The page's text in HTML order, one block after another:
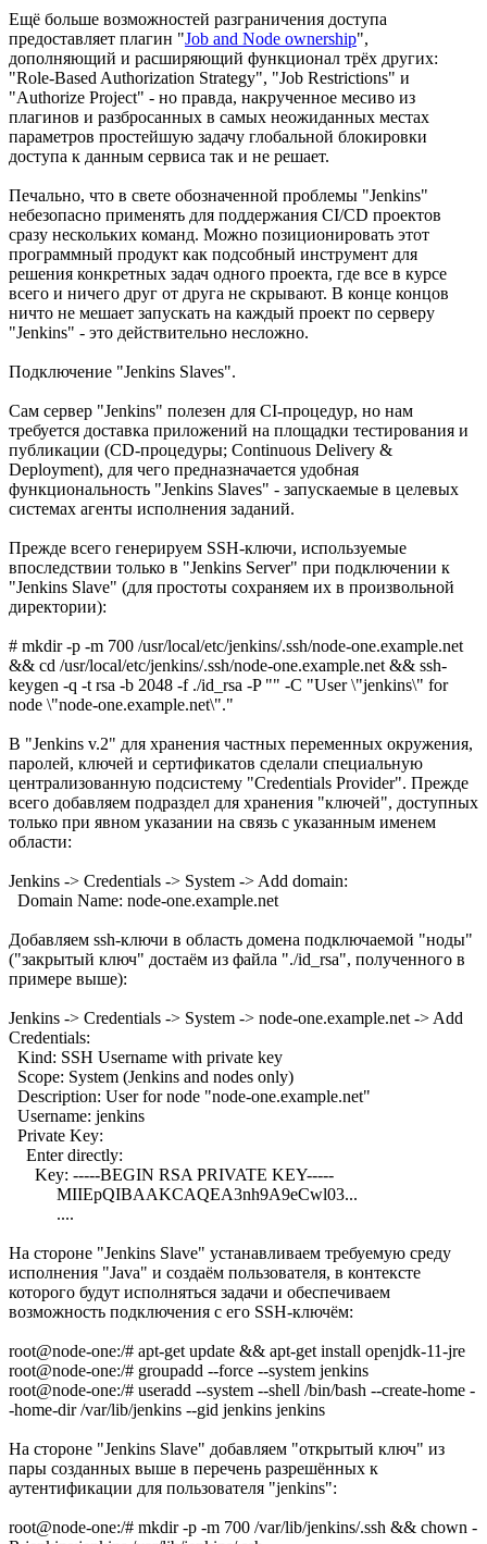
Ещё больше возможностей разграничения доступа
предоставляет плагин "Job and Node ownership",
дополняющий и расширяющий функционал трёх других:
"Role-Based Authorization Strategy", "Job Restrictions" и
"Authorize Project" - но правда, накрученное месиво из
плагинов и разбросанных в самых неожиданных местах
параметров простейшую задачу глобальной блокировки
доступа к данным сервиса так и не решает.
Печально, что в свете обозначенной проблемы "Jenkins"
небезопасно применять для поддержания CI/CD проектов
сразу нескольких команд. Можно позиционировать этот
программный продукт как подсобный инструмент для
решения конкретных задач одного проекта, где все в курсе
всего и ничего друг от друга не скрывают. В конце концов
ничто не мешает запускать на каждый проект по серверу
"Jenkins" - это действительно несложно.
Подключение "Jenkins Slaves".
Сам сервер "Jenkins" полезен для CI-процедур, но нам
требуется доставка приложений на площадки тестирования и
публикации (CD-процедуры; Continuous Delivery &
Deployment), для чего предназначается удобная
функциональность "Jenkins Slaves" - запускаемые в целевых
системах агенты исполнения заданий.
Прежде всего генерируем SSH-ключи, используемые
впоследствии только в "Jenkins Server" при подключении к
"Jenkins Slave" (для простоты сохраняем их в произвольной
директории):
# mkdir -p -m 700 /usr/local/etc/jenkins/.ssh/node-one.example.net
&& cd /usr/local/etc/jenkins/.ssh/node-one.example.net && ssh-
keygen -q -t rsa -b 2048 -f ./id_rsa -P "" -C "User \"jenkins\" for
node \"node-one.example.net\"."
В "Jenkins v.2" для хранения частных переменных окружения,
паролей, ключей и сертификатов сделали специальную
централизованную подсистему "Credentials Provider". Прежде
всего добавляем подраздел для хранения "ключей", доступных
только при явном указании на связь с указанным именем
области:
Jenkins -> Credentials -> System -> Add domain:
Domain Name: node-one.example.net
Добавляем ssh-ключи в область домена подключаемой "ноды"
("закрытый ключ" достаём из файла "./id_rsa", полученного в
примере выше):
Jenkins -> Credentials -> System -> node-one.example.net -> Add
Credentials:
Kind: SSH Username with private key
Scope: System (Jenkins and nodes only)
Description: User for node "node-one.example.net"
Username: jenkins
Private Key:
Enter directly:
Key: -----BEGIN RSA PRIVATE KEY-----
MIIEpQIBAAKCAQEA3nh9A9eCwl03...
....
На стороне "Jenkins Slave" устанавливаем требуемую среду
исполнения "Java" и создаём пользователя, в контексте
которого будут исполняться задачи и обеспечиваем
возможность подключения с его SSH-ключём:
root@node-one:/# apt-get update && apt-get install openjdk-11-jre
root@node-one:/# groupadd --force --system jenkins
root@node-one:/# useradd --system --shell /bin/bash --create-home -
-home-dir /var/lib/jenkins --gid jenkins jenkins
На стороне "Jenkins Slave" добавляем "открытый ключ" из
пары созданных выше в перечень разрешённых к
аутентификации для пользователя "jenkins":
root@node-one:/# mkdir -p -m 700 /var/lib/jenkins/.ssh && chown -